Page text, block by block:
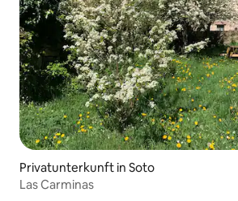
Privatunterkunft in Soto
Las Carminas